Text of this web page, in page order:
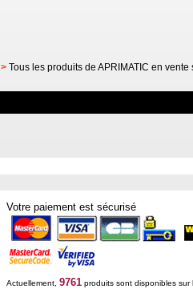
> Tous les produits de APRIMATIC en vente
Votre paiement est sécurisé
Actuellement, 9761produits sont disponibles sur